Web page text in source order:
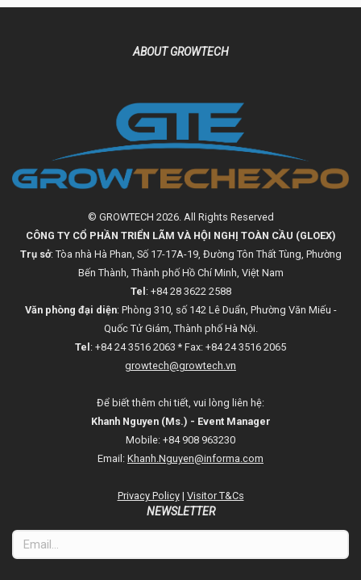
ABOUT GROWTECH
© GROWTECH 2026. All Rights Reserved
CÔNG TY CỔ PHẦN TRIỂN LÃM VÀ HỘI NGHỊ TOÀN CẦU (GLOEX)
Trụ sở: Tòa nhà Hà Phan, Số 17-17A-19, Đường Tôn Thất Tùng, Phường
Bến Thành, Thành phố Hồ Chí Minh, Việt Nam
Tel : +84 28 3622 2588
Văn phòng đại diện: Phòng 310, số 142 Lê Duẩn, Phường Văn Miếu -
Quốc Tử Giám, Thành phố Hà Nội.
Tel : +84 24 3516 2063 * Fax: +84 24 3516 2065
growtech@growtech.vn
Để biết thêm chi tiết, vui lòng liên hệ:
Khanh Nguyen (Ms.) - Event Manager
Mobile: +84 908 963230
Email: Khanh.Nguyen@informa.com
Privacy Policy| Visitor T&Cs
NEWSLETTER